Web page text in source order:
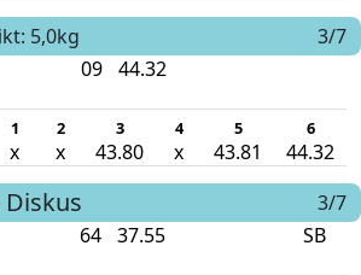
5,0kg
3/7
09 44.32
1 2 3 4 5 6
x x 43.80 x 43.81 44.32
Diskus
3/7
64 37.55 SB